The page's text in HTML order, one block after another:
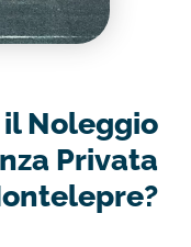
Noleggio
Privata